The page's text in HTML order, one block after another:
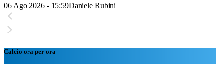
06 Ago 2026 - 15:59Daniele Rubini
Calcio ora per ora